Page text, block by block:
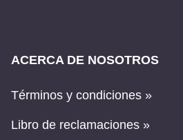
ACERCA DE NOSOTROS
Términos y condiciones »
Libro de reclamaciones »